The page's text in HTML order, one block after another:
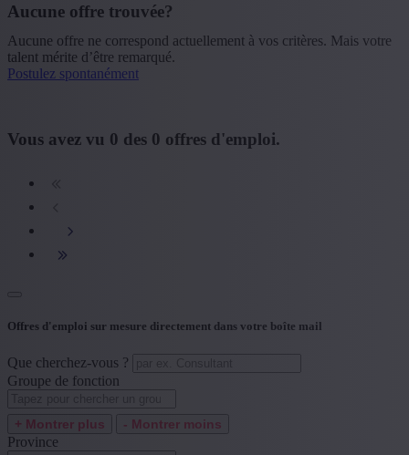
Province
Type de contrat
Niveau d'expérience
Aucune offre trouvée?
Aucune offre ne correspond actuellement à vos critères. Mais votre
talent mérite d’être remarqué.
Postulez spontanément
Vous avez vu 0 des 0 offres d'emploi.
Offres d'emploi sur mesure directement dans votre boîte mail
Que cherchez-vous ?
Groupe de fonction
+ Montrer plus - Montrer moins
Province